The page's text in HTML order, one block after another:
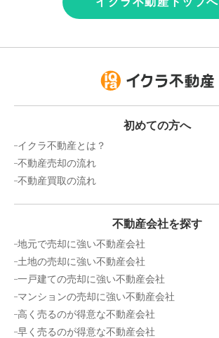
初めての方へ
イクラ不動産とは？
不動産売却の流れ
不動産買取の流れ
不動産会社を探す
地元で売却に強い不動産会社
土地の売却に強い不動産会社
一戸建ての売却に強い不動産会社
マンションの売却に強い不動産会社
高く売るのが得意な不動産会社
早く売るのが得意な不動産会社